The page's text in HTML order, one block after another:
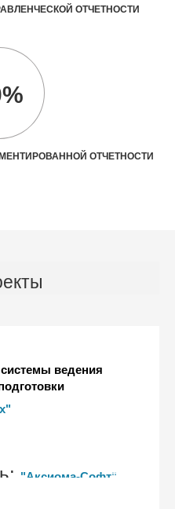
ОТЧЕТНОСТИ
ОТЧЕТНОСТИ
ведения
отчетности и
платы филиалов
"Аксиома-Софт"